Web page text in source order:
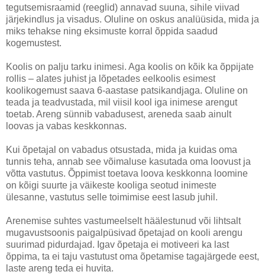
tegutsemisraamid (reeglid) annavad suuna, sihile viivad
järjekindlus ja visadus. Oluline on oskus analüüsida, mida ja
miks tehakse ning eksimuste korral õppida saadud
kogemustest.
Koolis on palju tarku inimesi. Aga koolis on kõik ka õppijate
rollis – alates juhist ja lõpetades eelkoolis esimest
koolikogemust saava 6-aastase patsikandjaga. Oluline on
teada ja teadvustada, mil viisil kool iga inimese arengut
toetab. Areng sünnib vabadusest, areneda saab ainult
loovas ja vabas keskkonnas.
Kui õpetajal on vabadus otsustada, mida ja kuidas oma
tunnis teha, annab see võimaluse kasutada oma loovust ja
võtta vastutus. Õppimist toetava loova keskkonna loomine
on kõigi suurte ja väikeste kooliga seotud inimeste
ülesanne, vastutus selle toimimise eest lasub juhil.
Arenemise suhtes vastumeelselt häälestunud või lihtsalt
mugavustsoonis paigalpüsivad õpetajad on kooli arengu
suurimad pidurdajad. Igav õpetaja ei motiveeri ka last
õppima, ta ei taju vastutust oma õpetamise tagajärgede eest,
laste areng teda ei huvita.